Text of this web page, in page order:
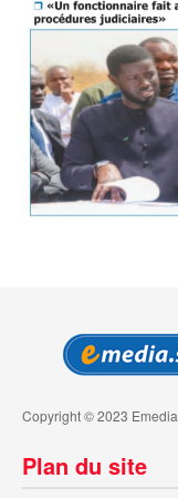
Copyright © 2023 Emedia
Plan du site